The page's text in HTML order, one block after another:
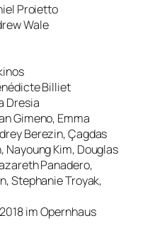
Proietto
Wale
Billiet
Dresia
Gimeno, Emma
Berezin, Çagdas
Nayoung Kim, Douglas
Panadero,
Stephanie Troyak,
im Opernhaus